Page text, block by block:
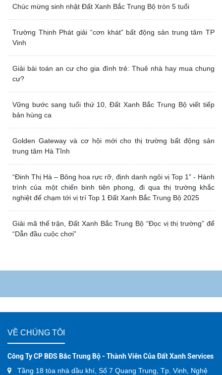
Chúc mừng sinh nhật Đất Xanh Bắc Trung Bộ tròn 5 tuổi
Trường Thịnh Phát giải “cơn khát” bất động sản trung tâm TP
Vinh
Giải bài toán an cư cho gia đình trẻ: Thuê nhà hay mua chung
cư?
Vững bước sang tuổi thứ 10, Đất Xanh Bắc Trung Bộ viết tiếp
bản hùng ca
Golden Gateway và cơ hội mới cho thị trường bất động sản
trung tâm Hà Tĩnh
“Đinh Thị Hà – Bông hoa rực rỡ, định danh ngôi vị Top 1” - Hành
trình của một chiến binh tiên phong, đi qua thị trường khắc
nghiệt để chạm tới vị trí Top 1 Đất Xanh Bắc Trung Bộ 2025
Giải mã thế trận, Đất Xanh Bắc Trung Bộ “Đọc vị thị trường” để
“Dẫn đầu cuộc chơi”
VỀ CHÚNG TÔI
Công Ty CP BĐS Bắc Trung Bộ - Thành Viên Của Đất Xanh Services
Tầng 18 tòa nhà dầu khí, Số 7 Quang Trung, Tp. Vinh, Nghệ